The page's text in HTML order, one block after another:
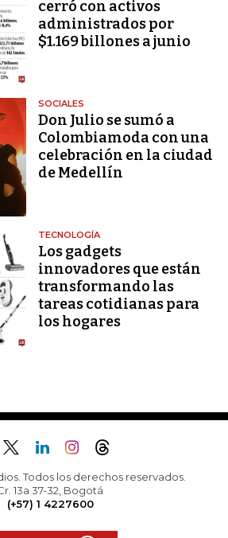
cerró con activos
administrados por
$1.169 billones a junio
SOCIALES
Don Julio se sumó a
Colombiamoda con una
celebración en la ciudad
de Medellín
TECNOLOGÍA
Los gadgets
innovadores que están
transformando las
tareas cotidianas para
los hogares
Todos los derechos reservados.
13a 37-32, Bogotá
(+57) 1 4227600